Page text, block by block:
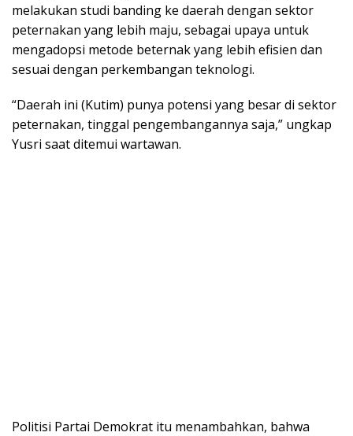
melakukan studi banding ke daerah dengan sektor
peternakan yang lebih maju, sebagai upaya untuk
mengadopsi metode beternak yang lebih efisien dan
sesuai dengan perkembangan teknologi.
“Daerah ini (Kutim) punya potensi yang besar di sektor
peternakan, tinggal pengembangannya saja,” ungkap
Yusri saat ditemui wartawan.
Politisi Partai Demokrat itu menambahkan, bahwa